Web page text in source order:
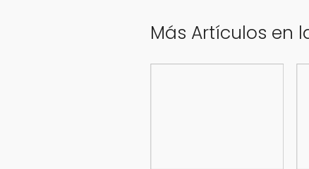
Más Artículos en